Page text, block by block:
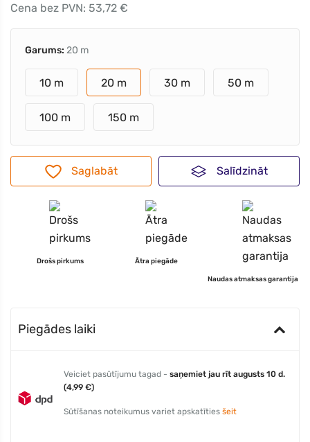
Cena bez PVN: 53,72 €
Garums: 20 m
10 m 20 m 30 m 50 m
100 m 150 m
Saglabāt Salīdzināt
Drošs pirkums Ātra piegāde
Naudas atmaksas garantija
Piegādes laiki
Veiciet pasūtījumu tagad - saņemiet jau rīt augusts 10 d.
(4,99 €)
Sūtīšanas noteikumus variet apskatīties šeit